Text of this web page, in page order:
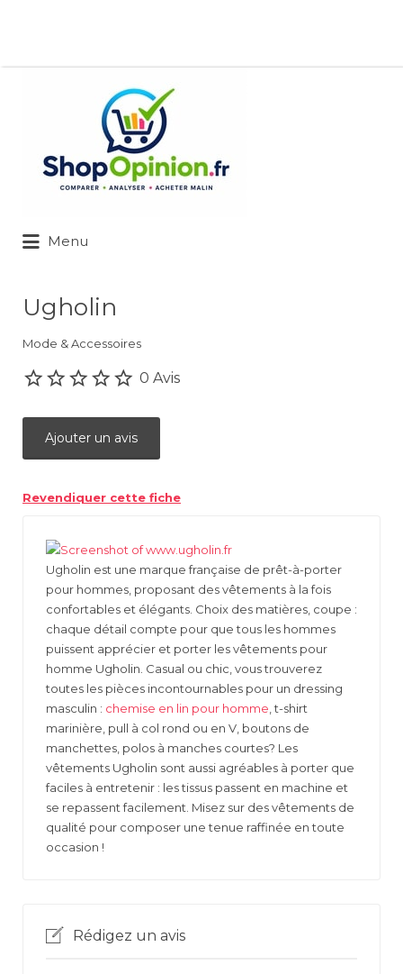
Menu
Ugholin
Mode & Accessoires
0 Avis
Ajouter un avis
Revendiquer cette fiche
Ugholin est une marque française de prêt-à-porter
pour hommes, proposant des vêtements à la fois
confortables et élégants. Choix des matières, coupe :
chaque détail compte pour que tous les hommes
puissent apprécier et porter les vêtements pour
homme Ugholin. Casual ou chic, vous trouverez
toutes les pièces incontournables pour un dressing
masculin : chemise en lin pour homme , t-shirt
marinière, pull à col rond ou en V, boutons de
manchettes, polos à manches courtes? Les
vêtements Ugholin sont aussi agréables à porter que
faciles à entretenir : les tissus passent en machine et
se repassent facilement. Misez sur des vêtements de
qualité pour composer une tenue raffinée en toute
occasion !
Rédigez un avis